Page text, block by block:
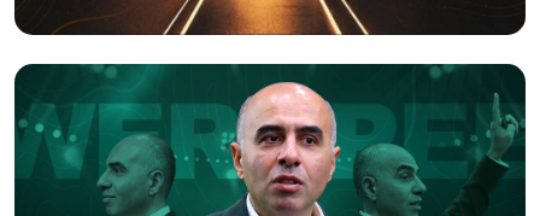
کلام قدرتمند